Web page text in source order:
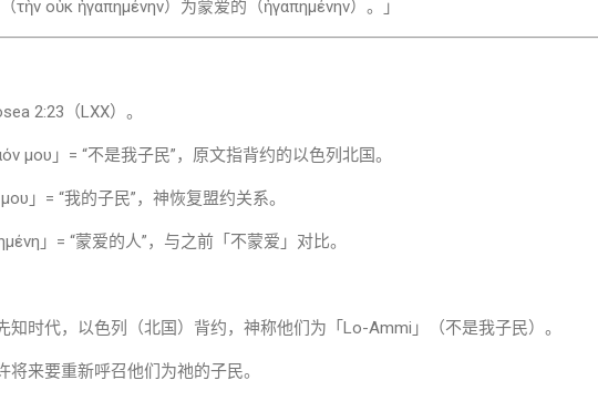
τὴν οὐκ ἠγαπημένην）为蒙爱的（ἠγαπημένην）。」
2:23（LXX）。
μου」= “不是我子民”，原文指背约的以色列北国。
μου」= “我的子民”，神恢复盟约关系。
」= “蒙爱的人”，与之前「不蒙爱」对比。
知时代，以色列（北国）背约，神称他们为「Lo-Ammi」（不是我子民）。
将来要重新呼召他们为祂的子民。